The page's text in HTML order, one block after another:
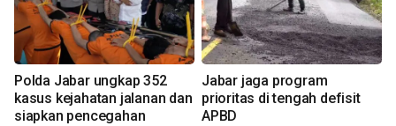
Polda Jabar ungkap 352
kasus kejahatan jalanan dan
siapkan pencegahan
Jabar jaga program
prioritas di tengah defisit
APBD